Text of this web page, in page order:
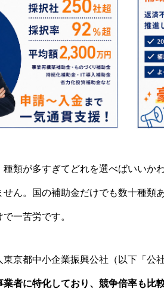
種類が多すぎてどれを選べばいい
ん。国の補助金だけでも数十種類
一苦労です。
京都中小企業振興公社（以下「公
業者に特化しており、競争倍率も比